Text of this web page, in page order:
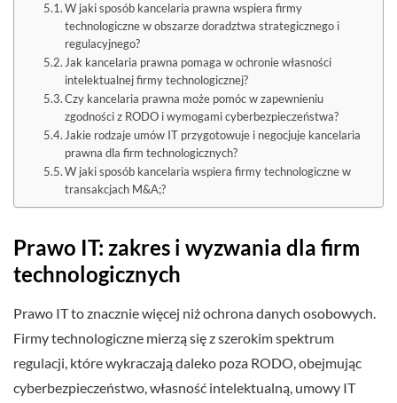
W jaki sposób kancelaria prawna wspiera firmy
technologiczne w obszarze doradztwa strategicznego i
regulacyjnego?
Jak kancelaria prawna pomaga w ochronie własności
intelektualnej firmy technologicznej?
Czy kancelaria prawna może pomóc w zapewnieniu
zgodności z RODO i wymogami cyberbezpieczeństwa?
Jakie rodzaje umów IT przygotowuje i negocjuje kancelaria
prawna dla firm technologicznych?
W jaki sposób kancelaria wspiera firmy technologiczne w
transakcjach M&A;?
Prawo IT: zakres i wyzwania dla firm
technologicznych
Prawo IT to znacznie więcej niż ochrona danych osobowych.
Firmy technologiczne mierzą się z szerokim spektrum
regulacji, które wykraczają daleko poza RODO, obejmując
cyberbezpieczeństwo, własność intelektualną, umowy IT